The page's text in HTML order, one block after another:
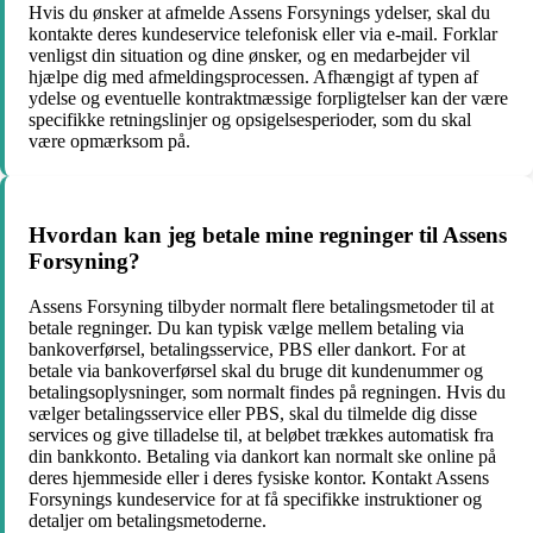
Hvis du ønsker at afmelde Assens Forsynings ydelser, skal du
kontakte deres kundeservice telefonisk eller via e-mail. Forklar
venligst din situation og dine ønsker, og en medarbejder vil
hjælpe dig med afmeldingsprocessen. Afhængigt af typen af
ydelse og eventuelle kontraktmæssige forpligtelser kan der være
specifikke retningslinjer og opsigelsesperioder, som du skal
være opmærksom på.
Hvordan kan jeg betale mine regninger til Assens
Forsyning?
Assens Forsyning tilbyder normalt flere betalingsmetoder til at
betale regninger. Du kan typisk vælge mellem betaling via
bankoverførsel, betalingsservice, PBS eller dankort. For at
betale via bankoverførsel skal du bruge dit kundenummer og
betalingsoplysninger, som normalt findes på regningen. Hvis du
vælger betalingsservice eller PBS, skal du tilmelde dig disse
services og give tilladelse til, at beløbet trækkes automatisk fra
din bankkonto. Betaling via dankort kan normalt ske online på
deres hjemmeside eller i deres fysiske kontor. Kontakt Assens
Forsynings kundeservice for at få specifikke instruktioner og
detaljer om betalingsmetoderne.